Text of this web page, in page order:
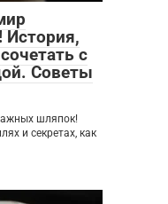
с
Советы
шляпок!
и секретах, как